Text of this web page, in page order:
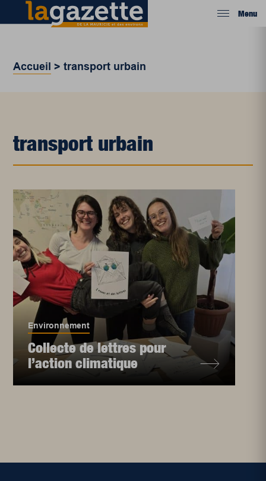
Menu
Accueil >transport urbain
transport urbain
Environnement
Collecte de lettres pour
l’action climatique